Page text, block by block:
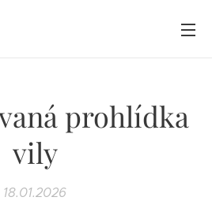
prohlídka
vily
18.01.2026